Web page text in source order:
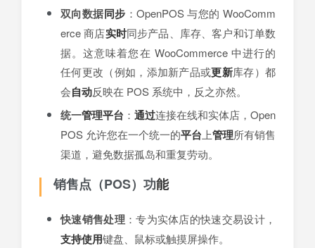
双向数据同步 ：OpenPOS 与您的 WooComm
erce 商店实时同步产品、库存、客户和订单数
据。这意味着您在 WooCommerce 中进行的
任何更改（例如，添加新产品或更新库存）都
会自动反映在 POS 系统中，反之亦然。
统一管理平台 ： 通过连接在线和实体店，Open
POS 允许您在一个统一的平台上管理所有销售
渠道，避免数据孤岛和重复劳动。
销售点（POS）功能
快速销售处理 ：专为实体店的快速交易设计，
支持使用键盘、鼠标或触摸屏操作。